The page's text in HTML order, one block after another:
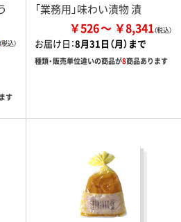
す
「業務用」味わい漬物 漬
￥526 ￥8,341
お届け日：8月31日（月）まで
種類・販売単位違いの商品が8商品あります